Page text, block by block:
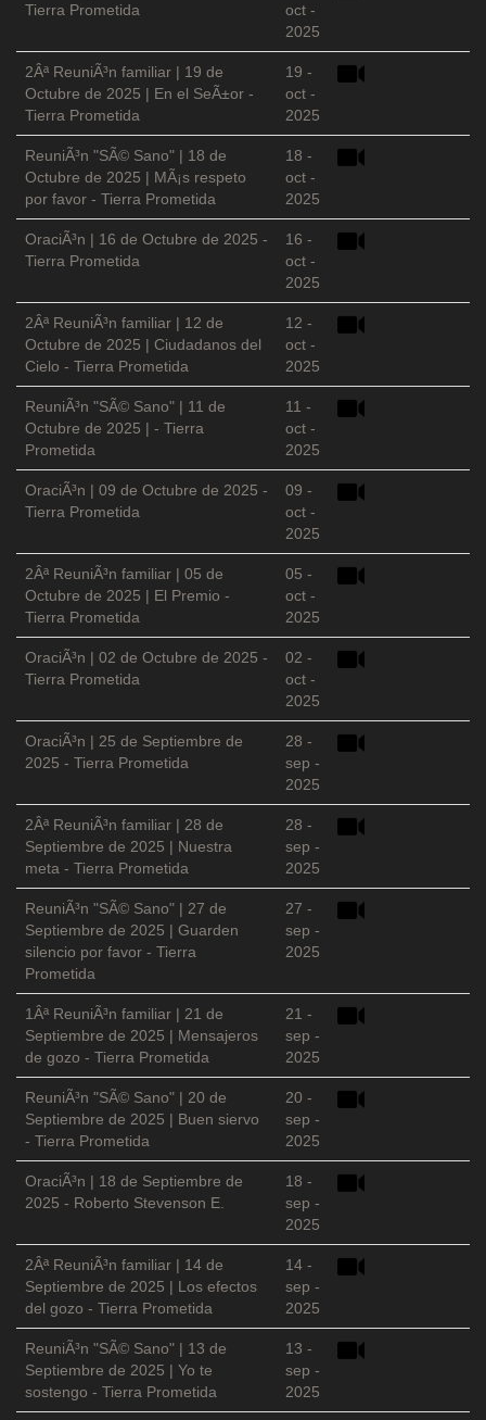
Tierra Prometida
oct -
2025
2Âª ReuniÃ³n familiar | 19 de
Octubre de 2025 | En el SeÃ±or -
Tierra Prometida
19 -
oct -
2025
ReuniÃ³n "SÃ© Sano" | 18 de
Octubre de 2025 | MÃ¡s respeto
por favor - Tierra Prometida
18 -
oct -
2025
OraciÃ³n | 16 de Octubre de 2025 -
Tierra Prometida
16 -
oct -
2025
2Âª ReuniÃ³n familiar | 12 de
Octubre de 2025 | Ciudadanos del
Cielo - Tierra Prometida
12 -
oct -
2025
ReuniÃ³n "SÃ© Sano" | 11 de
Octubre de 2025 | - Tierra
Prometida
11 -
oct -
2025
OraciÃ³n | 09 de Octubre de 2025 -
Tierra Prometida
09 -
oct -
2025
2Âª ReuniÃ³n familiar | 05 de
Octubre de 2025 | El Premio -
Tierra Prometida
05 -
oct -
2025
OraciÃ³n | 02 de Octubre de 2025 -
Tierra Prometida
02 -
oct -
2025
OraciÃ³n | 25 de Septiembre de
2025 - Tierra Prometida
28 -
sep -
2025
2Âª ReuniÃ³n familiar | 28 de
Septiembre de 2025 | Nuestra
meta - Tierra Prometida
28 -
sep -
2025
ReuniÃ³n "SÃ© Sano" | 27 de
Septiembre de 2025 | Guarden
silencio por favor - Tierra
Prometida
27 -
sep -
2025
1Âª ReuniÃ³n familiar | 21 de
Septiembre de 2025 | Mensajeros
de gozo - Tierra Prometida
21 -
sep -
2025
ReuniÃ³n "SÃ© Sano" | 20 de
Septiembre de 2025 | Buen siervo
- Tierra Prometida
20 -
sep -
2025
OraciÃ³n | 18 de Septiembre de
2025 - Roberto Stevenson E.
18 -
sep -
2025
2Âª ReuniÃ³n familiar | 14 de
Septiembre de 2025 | Los efectos
del gozo - Tierra Prometida
14 -
sep -
2025
ReuniÃ³n "SÃ© Sano" | 13 de
Septiembre de 2025 | Yo te
sostengo - Tierra Prometida
13 -
sep -
2025